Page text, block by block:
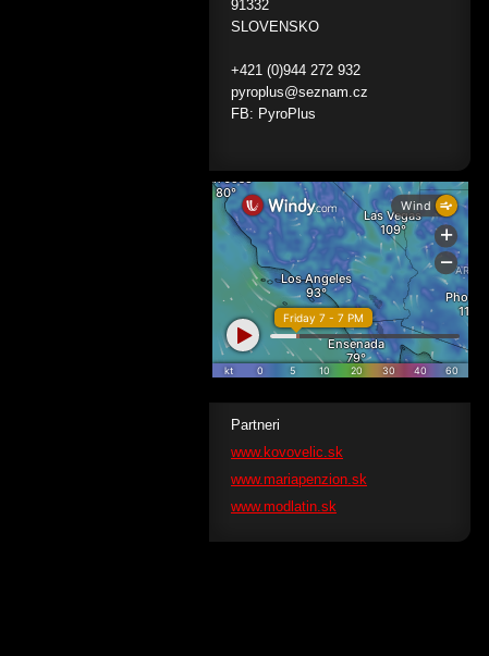
91332
SLOVENSKO
+421 (0)944 272 932
pyroplus@seznam.cz
FB: PyroPlus
Partneri
www.kovovelic.sk
www.mariapenzion.sk
www.modlatin.sk